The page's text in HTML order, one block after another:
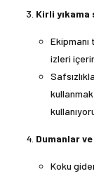
Kirli yıkama
izleri içerir.
Dumanlar
Koku